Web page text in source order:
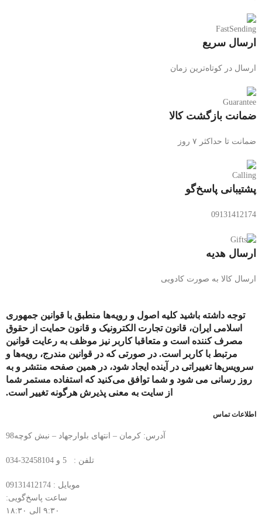
ارسال سریع
ارسال در کوتاه‌ترین زمان
ضمانت بازگشت کالا
ضمانت تا حداکثر ۷ روز
پشتیبانی پاسخ‌گو
09131412174
ارسال هدیه
ارسال کالا به صورت کادویی
توجه داشته باشید کلیه اصول و رویه‏‌ها منطبق با قوانین جمهوری
اسلامی ایران، قانون تجارت الکترونیک و قانون حمایت از حقوق
مصرف کننده است و متعاقبا کاربر نیز موظف به رعایت قوانین
مرتبط با کاربر است. در صورتی که در قوانین مندرج، رویه‏‌ها و
سرویس‏‌ها تغییراتی در آینده ایجاد شود، در همین صفحه منتشر و به
روز رسانی می شود و شما توافق می‏‌کنید که استفاده مستمر شما
از سایت به معنی پذیرش هرگونه تغییر است.
اطلاعات تماس
آدرس: کرمان – انتهای بلوارجهاد – نبش کوچه98
تلفن : 5 و 32458104-034
موبایل : 09131412174
ساعت پاسخ‌گویی:
۹:۳۰ الی ۱۸:۳۰